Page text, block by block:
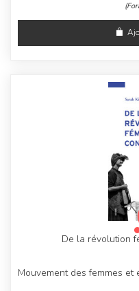
De la révolution
Mouvement des femmes